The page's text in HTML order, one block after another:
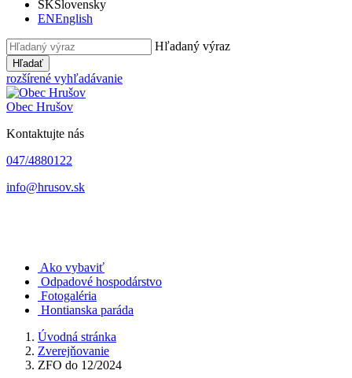
SKSlovensky
ENEnglish
Hľadaný výraz
Hľadať
rozšírené vyhľadávanie
Obec Hrušov
Kontaktujte nás
047/4880122
info@hrusov.sk
Ako vybaviť
Odpadové hospodárstvo
Fotogaléria
Hontianska paráda
Úvodná stránka
Zverejňovanie
ZFO do 12/2024